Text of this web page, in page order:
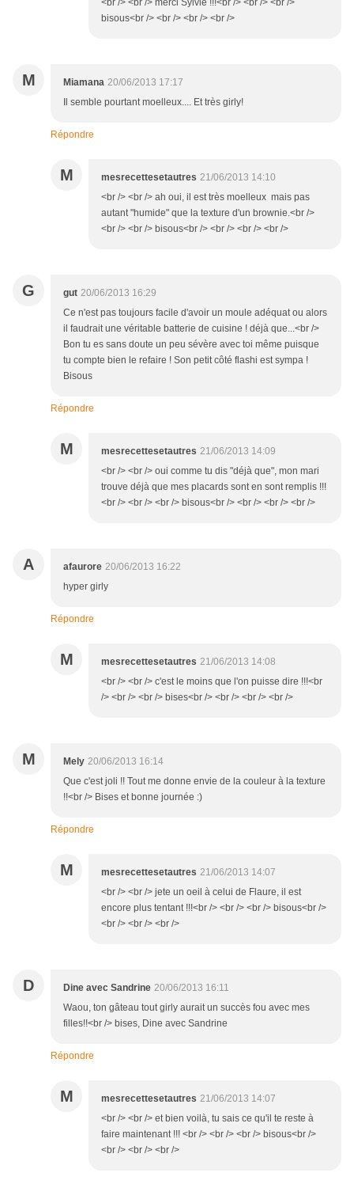
<br /> <br /> merci Sylvie !!!<br /> <br /> <br />
bisous<br /> <br /> <br /> <br />
M Miamana 20/06/2013 17:17
Il semble pourtant moelleux.... Et très girly!
Répondre
M mesrecettesetautres 21/06/2013 14:10
<br /> <br /> ah oui, il est très moelleux mais pas
autant "humide" que la texture d'un brownie.<br />
<br /> <br /> bisous<br /> <br /> <br /> <br />
G gut 20/06/2013 16:29
Ce n'est pas toujours facile d'avoir un moule adéquat ou alors
il faudrait une véritable batterie de cuisine ! déjà que...<br />
Bon tu es sans doute un peu sévère avec toi même puisque
tu compte bien le refaire ! Son petit côté flashi est sympa !
Bisous
Répondre
M mesrecettesetautres 21/06/2013 14:09
<br /> <br /> oui comme tu dis "déjà que", mon mari
trouve déjà que mes placards sont en sont remplis !!!
<br /> <br /> <br /> bisous<br /> <br /> <br /> <br />
A afaurore 20/06/2013 16:22
hyper girly
Répondre
M mesrecettesetautres 21/06/2013 14:08
<br /> <br /> c'est le moins que l'on puisse dire !!!<br
/> <br /> <br /> bises<br /> <br /> <br /> <br />
M Mely 20/06/2013 16:14
Que c'est joli !! Tout me donne envie de la couleur à la texture
!!<br /> Bises et bonne journée :)
Répondre
M mesrecettesetautres 21/06/2013 14:07
<br /> <br /> jete un oeil à celui de Flaure, il est
encore plus tentant !!!<br /> <br /> <br /> bisous<br />
<br /> <br /> <br />
D Dine avec Sandrine 20/06/2013 16:11
Waou, ton gâteau tout girly aurait un succès fou avec mes
filles!!<br /> bises, Dine avec Sandrine
Répondre
M mesrecettesetautres 21/06/2013 14:07
<br /> <br /> et bien voilà, tu sais ce qu'il te reste à
faire maintenant !!! <br /> <br /> <br /> bisous<br />
<br /> <br /> <br />